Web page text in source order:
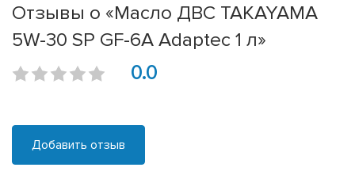
Отзывы о «Масло ДВС TAKAYAMA
5W-30 SP GF-6A Adaptec 1 л»
0.0
Добавить отзыв